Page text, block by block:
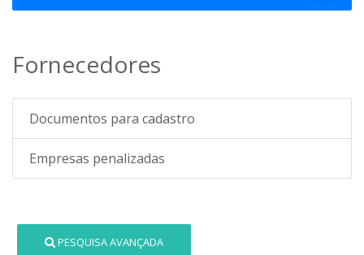
Fornecedores
Documentos para cadastro
Empresas penalizadas
PESQUISA AVANÇADA